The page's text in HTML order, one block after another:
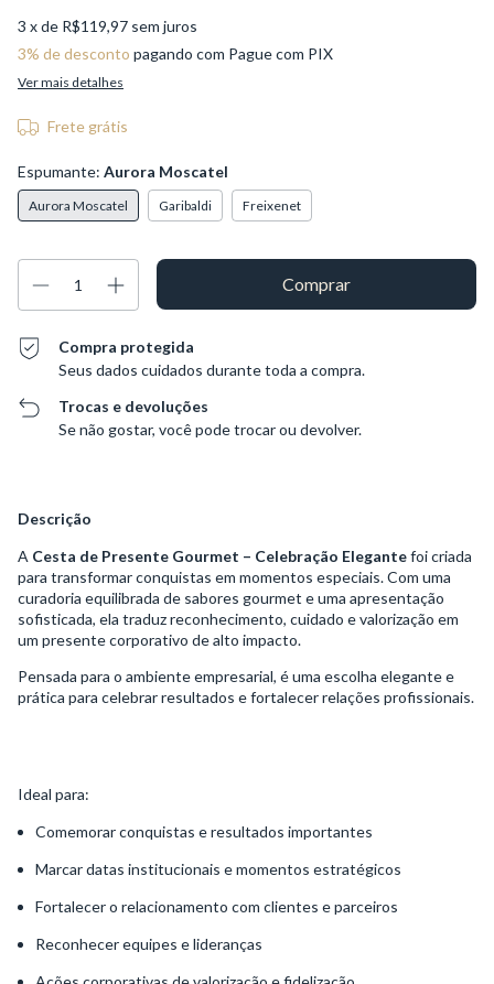
3 x de R$119,97 sem juros
3% de desconto pagando com Pague com PIX
Ver mais detalhes
Frete grátis
Espumante: Aurora Moscatel
Aurora Moscatel Garibaldi Freixenet
Compra protegida
Seus dados cuidados durante toda a compra.
Trocas e devoluções
Se não gostar, você pode trocar ou devolver.
Descrição
A Cesta de Presente Gourmet – Celebração Elegantefoi criada
para transformar conquistas em momentos especiais. Com uma
curadoria equilibrada de sabores gourmet e uma apresentação
sofisticada, ela traduz reconhecimento, cuidado e valorização em
um presente corporativo de alto impacto.
Pensada para o ambiente empresarial, é uma escolha elegante e
prática para celebrar resultados e fortalecer relações profissionais.
Ideal para:
Comemorar conquistas e resultados importantes
Marcar datas institucionais e momentos estratégicos
Fortalecer o relacionamento com clientes e parceiros
Reconhecer equipes e lideranças